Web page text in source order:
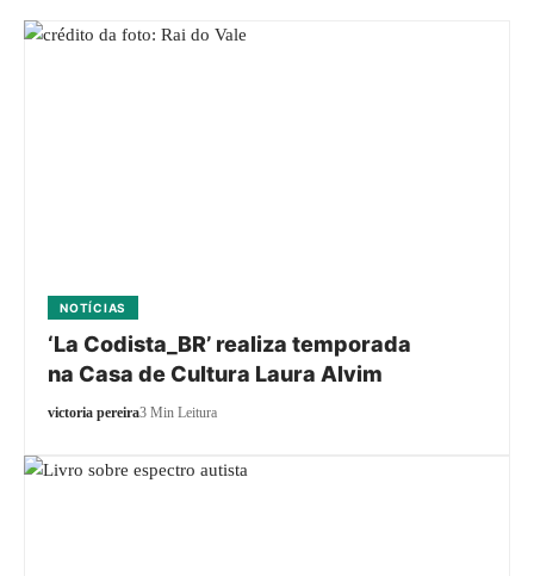
NOTÍCIAS
‘La Codista_BR’ realiza temporada
na Casa de Cultura Laura Alvim
victoria pereira3 Min Leitura